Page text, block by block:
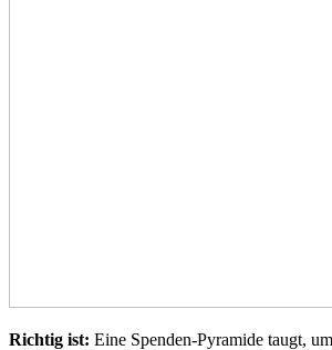
Richtig ist: Eine Spenden-Pyramide taugt,